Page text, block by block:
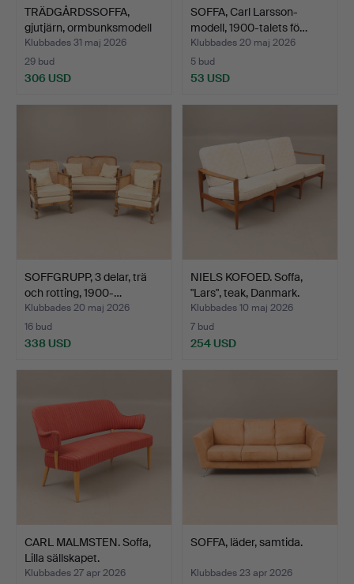
TRÄDGÅRDSSOFFA,
gjutjärn, ormbunksmodell
A…
Klubbades 31 maj 2026
29 bud
306 USD
SOFFA, Carl Larsson-
modell, 1900-talets fö…
Klubbades 20 maj 2026
5 bud
53 USD
SOFFGRUPP, 3 delar, trä
och rotting, 1900-…
Klubbades 20 maj 2026
16 bud
338 USD
NIELS KOFOED. Soffa,
"Lars", teak, Danmark.
Klubbades 10 maj 2026
7 bud
254 USD
CARL MALMSTEN. Soffa,
Lilla sällskapet.
Klubbades 27 apr 2026
SOFFA, läder, samtida.
Klubbades 23 apr 2026